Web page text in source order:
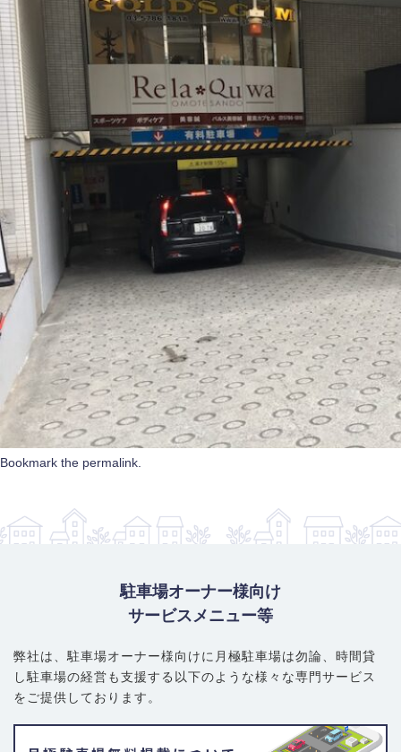
Bookmark the permalink
駐車場オーナー様向け
サービスメニュー等
弊社は、駐車場オーナー様向けに月極駐車場は勿論、 時間貸
し駐車場の経営も支援する以下のような様々な専門サービス
をご提供しております。